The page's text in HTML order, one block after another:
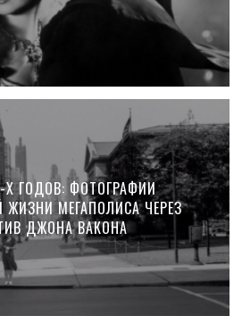
Х ГОДОВ: ФОТОГРАФИИ
ЖИЗНИ МЕГАПОЛИСА ЧЕРЕЗ
ДЖОНА ВАКОНА